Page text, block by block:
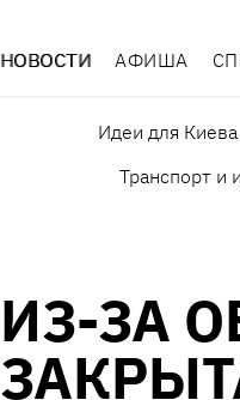
НОВОСТИ АФИША
Идеи для Киева
Транспорт и
ИЗ-ЗА